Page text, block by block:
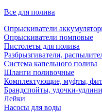
Все для полива
Опрыскиватели
Опрыскиватели помповые
Пистолеты для полива
Разбрызгиватели,
Система капельного полива
Шланги поливочные
Комплектующие, муфты,
Брандспойты, удочки-
Лейки
Насосы для воды